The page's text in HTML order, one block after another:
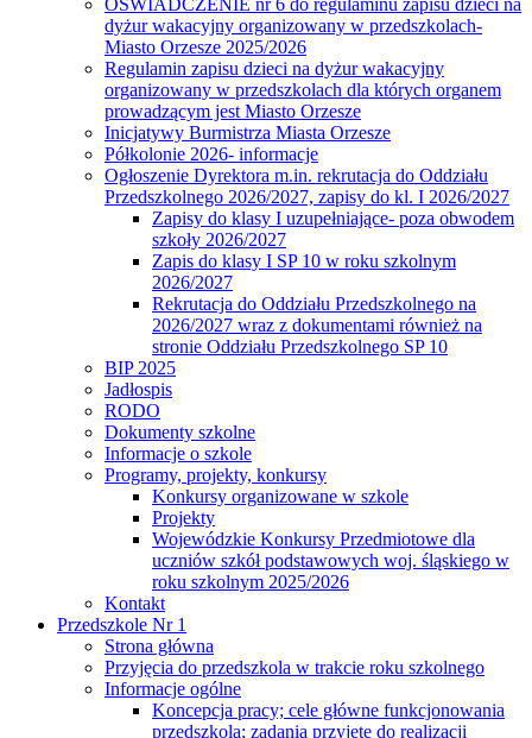
OŚWIADCZENIE nr 6 do regulaminu zapisu dzieci na
dyżur wakacyjny organizowany w przedszkolach-
Miasto Orzesze 2025/2026
Regulamin zapisu dzieci na dyżur wakacyjny
organizowany w przedszkolach dla których organem
prowadzącym jest Miasto Orzesze
Inicjatywy Burmistrza Miasta Orzesze
Półkolonie 2026- informacje
Ogłoszenie Dyrektora m.in. rekrutacja do Oddziału
Przedszkolnego 2026/2027, zapisy do kl. I 2026/2027
Zapisy do klasy I uzupełniające- poza obwodem
szkoły 2026/2027
Zapis do klasy I SP 10 w roku szkolnym
2026/2027
Rekrutacja do Oddziału Przedszkolnego na
2026/2027 wraz z dokumentami również na
stronie Oddziału Przedszkolnego SP 10
BIP 2025
Jadłospis
RODO
Dokumenty szkolne
Informacje o szkole
Programy, projekty, konkursy
Konkursy organizowane w szkole
Projekty
Wojewódzkie Konkursy Przedmiotowe dla
uczniów szkół podstawowych woj. śląskiego w
roku szkolnym 2025/2026
Kontakt
Przedszkole Nr 1
Strona główna
Przyjęcia do przedszkola w trakcie roku szkolnego
Informacje ogólne
Koncepcja pracy; cele główne funkcjonowania
przedszkola; zadania przyjęte do realizacji